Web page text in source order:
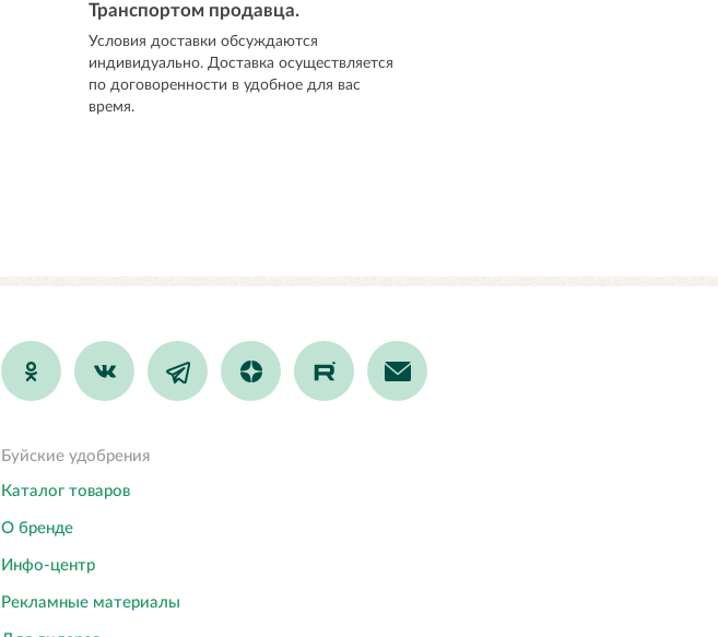
Транспортом продавца.
Условия доставки обсуждаются
индивидуально. Доставка осуществляется
по договоренности в удобное для вас
время.
Буйские удобрения
Каталог товаров
О бренде
Инфо-центр
Рекламные материалы